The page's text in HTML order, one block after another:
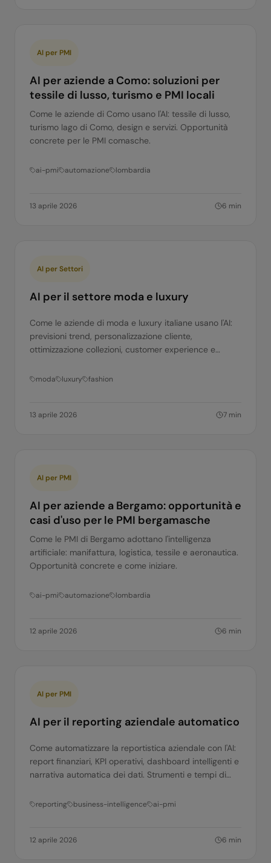
AI per PMI
AI per aziende a Como: soluzioni per
tessile di lusso, turismo e PMI locali
Come le aziende di Como usano l'AI: tessile di lusso,
turismo lago di Como, design e servizi. Opportunità
concrete per le PMI comasche.
ai-pmi automazione lombardia
13 aprile 2026 6 min
AI per Settori
AI per il settore moda e luxury
Come le aziende di moda e luxury italiane usano l'AI:
previsioni trend, personalizzazione cliente,
ottimizzazione collezioni, customer experience e
moda luxury fashion
13 aprile 2026 7 min
AI per PMI
AI per aziende a Bergamo: opportunità e
casi d'uso per le PMI bergamasche
Come le PMI di Bergamo adottano l'intelligenza
artificiale: manifattura, logistica, tessile e aeronautica.
Opportunità concrete e come iniziare.
ai-pmi automazione lombardia
12 aprile 2026 6 min
AI per PMI
AI per il reporting aziendale automatico
Come automatizzare la reportistica aziendale con l'AI:
report finanziari, KPI operativi, dashboard intelligenti e
narrativa automatica dei dati. Strumenti e tempi di
reporting business-intelligence ai-pmi
12 aprile 2026 6 min